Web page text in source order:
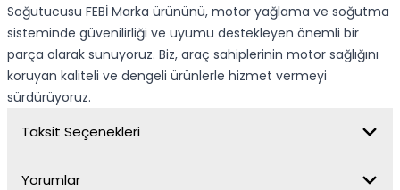
Soğutucusu FEBİ Marka ürününü, motor yağlama ve soğutma
sisteminde güvenilirliği ve uyumu destekleyen önemli bir
parça olarak sunuyoruz. Biz, araç sahiplerinin motor sağlığını
koruyan kaliteli ve dengeli ürünlerle hizmet vermeyi
sürdürüyoruz.
Taksit Seçenekleri
Yorumlar